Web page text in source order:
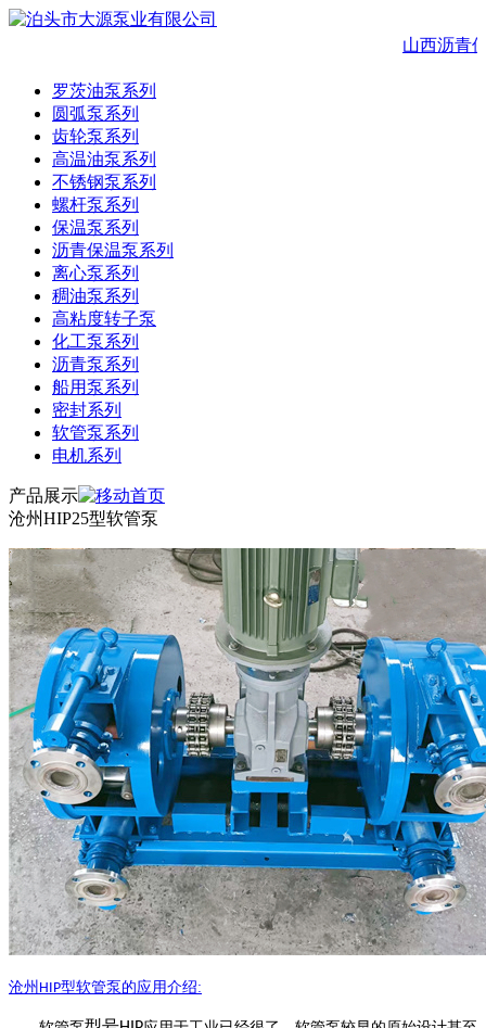
山西沥青
罗茨油泵系列
圆弧泵系列
齿轮泵系列
高温油泵系列
不锈钢泵系列
螺杆泵系列
保温泵系列
沥青保温泵系列
离心泵系列
稠油泵系列
高粘度转子泵
化工泵系列
沥青泵系列
船用泵系列
密封系列
软管泵系列
电机系列
产品展示
沧州HIP25型软管泵
沧州 HIP型软管泵 的应用介绍: